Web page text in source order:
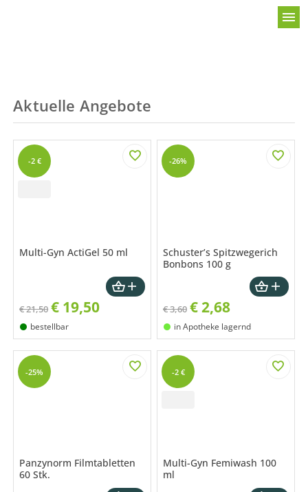
menu
Aktuelle Angebote
-2 €
Multi-Gyn ActiGel 50 ml
€ 21,50 € 19,50
bestellbar
-26%
Schuster’s Spitzwegerich
Bonbons 100 g
€ 3,60 €2,68
in Apotheke lagernd
-25%
Panzynorm Filmtabletten
60 Stk.
-2 €
Multi-Gyn Femiwash 100
ml